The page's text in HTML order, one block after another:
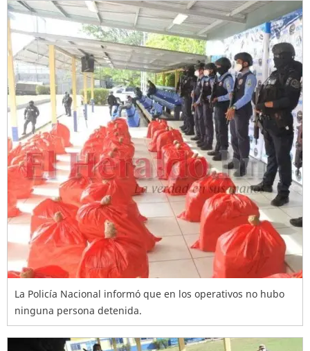
La Policía Nacional informó que en los operativos no hubo
ninguna persona detenida.